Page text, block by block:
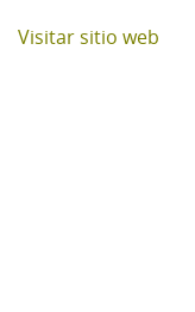
Visitar sitio web